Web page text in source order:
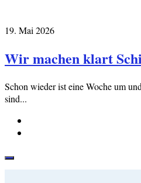
19. Mai 2026
Wir machen klart
Schon wieder ist eine Woche um
sind...